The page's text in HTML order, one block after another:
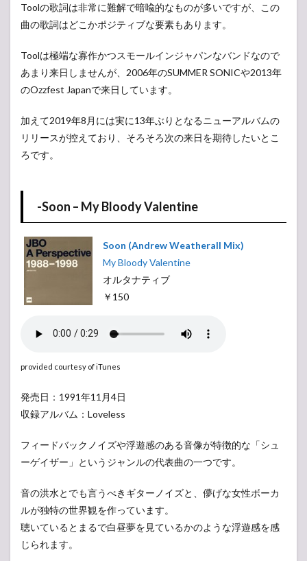
Toolの歌詞は非常に難解で暗喩的なものが多いですが、この
曲の歌詞はどこかポジティブな要素もあります。
Toolは極端な寡作かつスモールインジャパンなバンドなので
あまり来日しませんが、2006年のSUMMER SONICや2013年
のOzzfest Japanで来日しています。
加えて2019年8月には実に13年ぶりとなるニューアルバムの
リリースが控えており、そろそろ次の来日を期待したいとこ
ろです。
-Soon – My Bloody Valentine
Soon (Andrew Weatherall Mix)
My Bloody Valentine
オルタナティブ
￥150
provided courtesy of iTunes
発売日：1991年11月4日
収録アルバム：Loveless
フィードバックノイズや浮遊感のある音像が特徴的な「シュ
ーゲイザー」というジャンルの代表曲の一つです。
音の洪水とでも言うべきギターノイズと、儚げな女性ボーカ
ルが独特の世界観を作っています。
聴いているとまるで白昼夢を見ているかのような浮遊感を感
じられます。